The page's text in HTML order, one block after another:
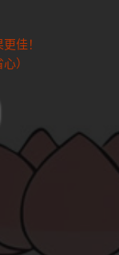
佳！
）